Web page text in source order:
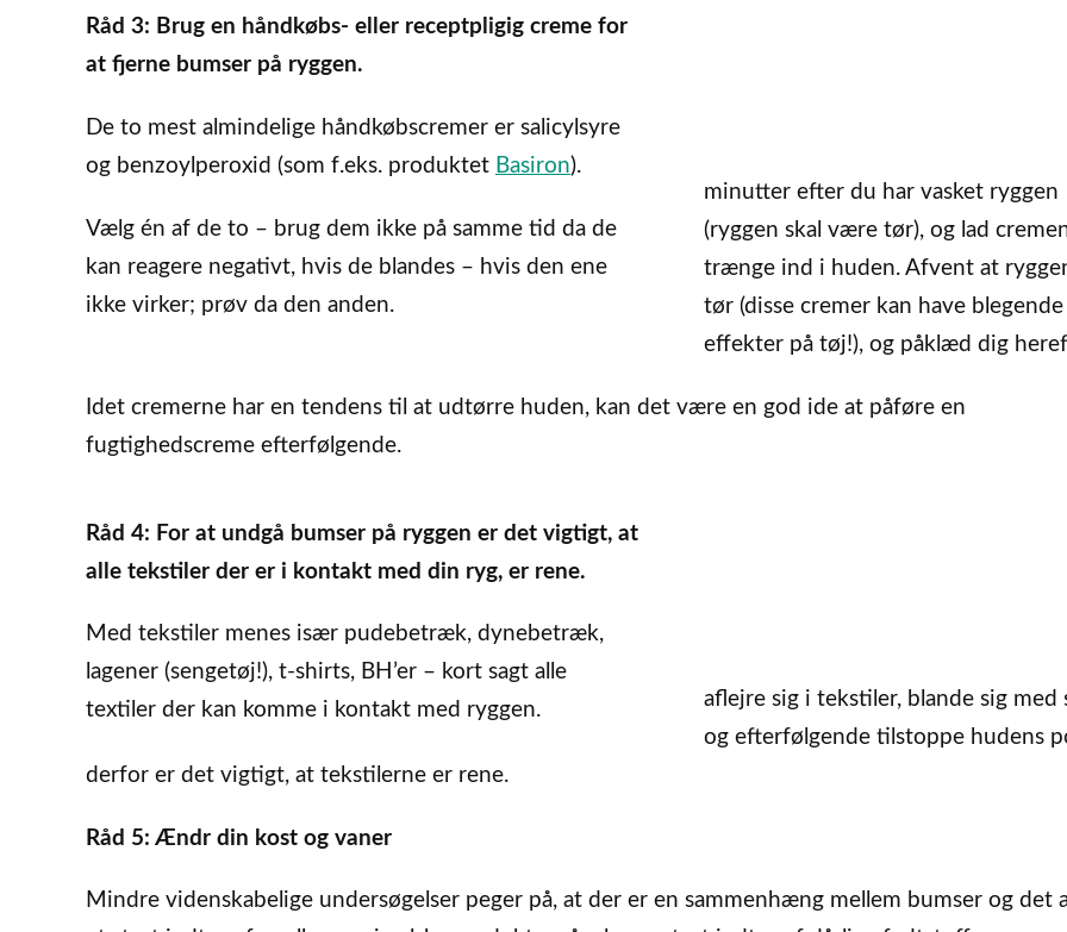
Råd 3: Brug en håndkøbs- eller receptpligig creme for
at fjerne bumser på ryggen.
De to mest almindelige håndkøbscremer er salicylsyre
og benzoylperoxid (som f.eks. produktet Basiron).
Vælg én af de to – brug dem ikke på samme tid da de
kan reagere negativt, hvis de blandes – hvis den ene
ikke virker; prøv da den anden.
minutter efter du har vasket ryggen
(ryggen skal være tør), og lad
trænge ind i huden. Afvent at
tør (disse cremer kan have blegende
effekter på tøj!), og påklæd dig
Idet cremerne har en tendens til at udtørre huden, kan det være en god ide at påføre en
fugtighedscreme efterfølgende.
Råd 4: For at undgå bumser på ryggen er det vigtigt, at
alle tekstiler der er i kontakt med din ryg, er rene.
Med tekstiler menes især pudebetræk, dynebetræk,
lagener (sengetøj!), t-shirts, BH’er – kort sagt alle
textiler der kan komme i kontakt med ryggen.
aflejre sig i tekstiler, blande sig med
og efterfølgende tilstoppe hudens
derfor er det vigtigt, at tekstilerne er rene.
Råd 5: Ændr din kost og vaner
Mindre videnskabelige undersøgelser peger på, at der er en sammenhæng mellem bumser og det